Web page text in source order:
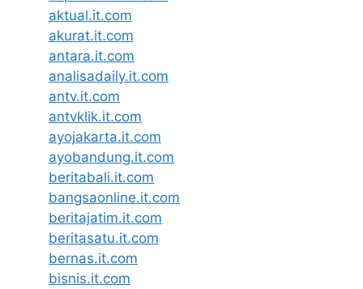
aktual.it.com
akurat.it.com
antara.it.com
analisadaily.it.com
antv.it.com
antvklik.it.com
ayojakarta.it.com
ayobandung.it.com
beritabali.it.com
bangsaonline.it.com
beritajatim.it.com
beritasatu.it.com
bernas.it.com
bisnis.it.com